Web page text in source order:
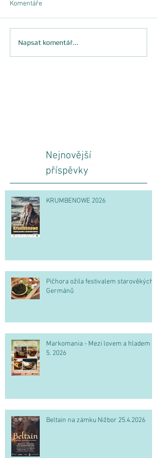
Komentáře
Napsat komentář...
Nejnovější
příspěvky
KRUMBENOWE 2026
Pičhora ožila festivalem starověkých
Germánů
Markomania - Mezi lovem a hladem 2.
5. 2026
Beltain na zámku Nižbor 25.4.2026